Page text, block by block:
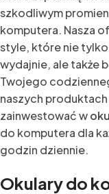
szkodliwym
komputera. Nasza
style, które nie
wydajnie, ale także
Twojego
naszych
zainwestować w
do komputera dla
godzin dziennie.
Okulary do